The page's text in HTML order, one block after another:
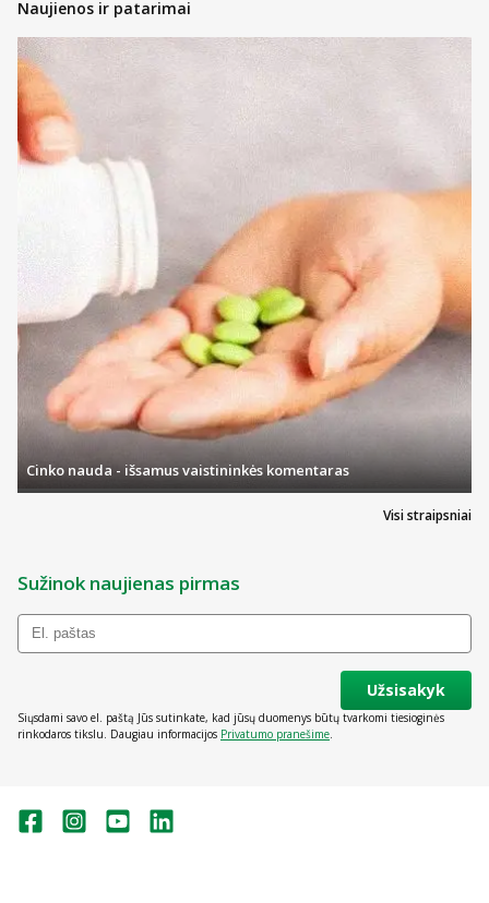
Naujienos ir patarimai
Visi straipsniai
Cinko nauda - išsamus vaistininkės komentaras
Sužinok naujienas pirmas
Užsisakyk
Siųsdami savo el. paštą Jūs sutinkate, kad jūsų duomenys būtų tvarkomi tiesioginės
rinkodaros tikslu. Daugiau informacijos Privatumo pranešime.